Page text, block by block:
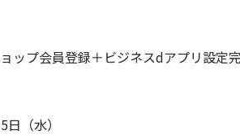
ップ会員登録＋ビジネスdアプリ設定
（水）